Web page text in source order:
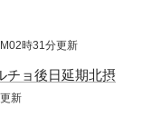
時31分更新
チョ後日延期北摂
新